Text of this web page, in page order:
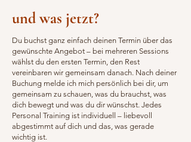
und was jetzt?
Du buchst ganz einfach deinen Termin über das
gewünschte Angebot – bei mehreren Sessions
wählst du den ersten Termin, den Rest
vereinbaren wir gemeinsam danach. Nach deiner
Buchung melde ich mich persönlich bei dir, um
gemeinsam zu schauen, was du brauchst, was
dich bewegt und was du dir wünschst. Jedes
Personal Training ist individuell – liebevoll
abgestimmt auf dich und das, was gerade
wichtig ist.